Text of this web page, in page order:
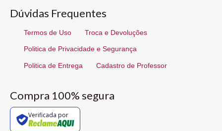
Dúvidas Frequentes
Termos de Uso Troca e Devoluções
Politica de Privacidade e Segurança
Politica de Entrega Cadastro de Professor
Compra 100% segura
Verificada por